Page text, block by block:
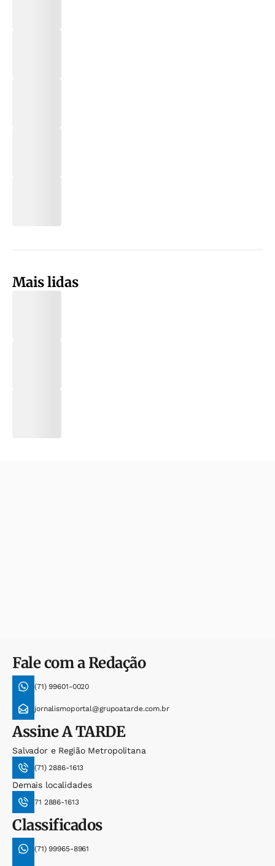
Mais lidas
Fale com a Redação
(71) 99601-0020
jornalismoportal@grupoatarde.com.br
AssineA TARDE
Salvador e Região Metropolitana
(71) 2886-1613
Demais localidades
71 2886-1613
Classificados
(71) 99965-8961